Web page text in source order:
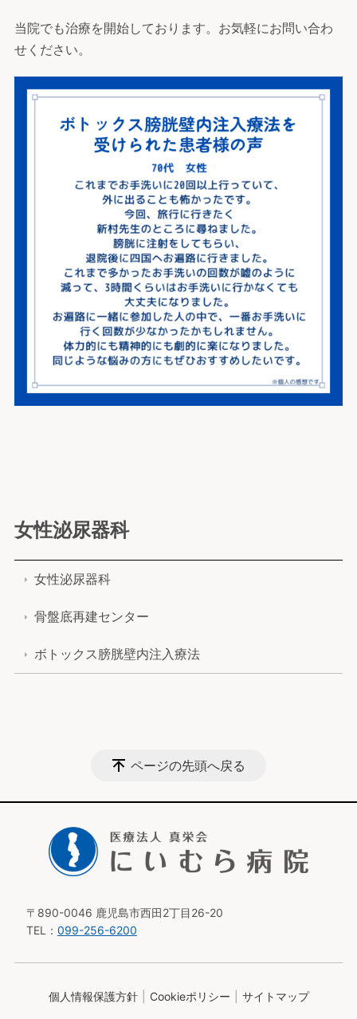
当院でも治療を開始しております。お気軽にお問い合わ
せください。
女性泌尿器科
女性泌尿器科
骨盤底再建センター
ボトックス膀胱壁内注入療法
ページの先頭へ戻る
〒890-0046 鹿児島市西田2丁目26-20
TEL： 099-256-6200
個人情報保護方針 Cookieポリシー サイトマップ